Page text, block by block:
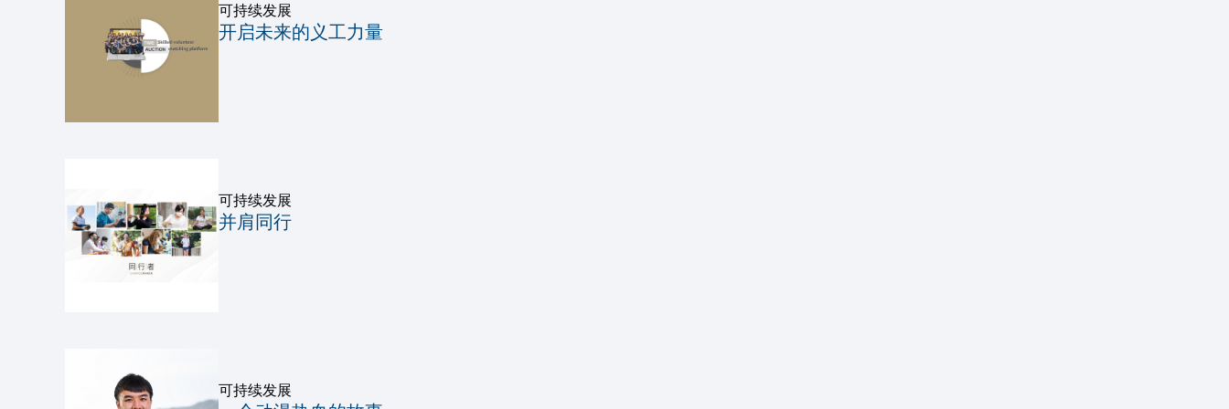
可持续发展
开启未来的义工力量
可持续发展
并肩同行
可持续发展